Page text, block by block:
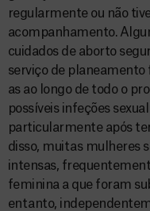
regularmente ou não
acompanhamento.
cuidados de aborto
serviço de
as ao longo de todo o
possíveis infeções
particularmente após
disso, muitas mulheres
intensas,
feminina a que foram
entanto,